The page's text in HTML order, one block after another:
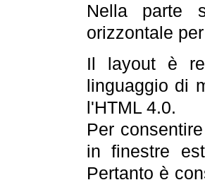
Nella parte
orizzontale
Il layout è
linguaggio di
l'HTML 4.0.
Per
in finestre
Pertanto è